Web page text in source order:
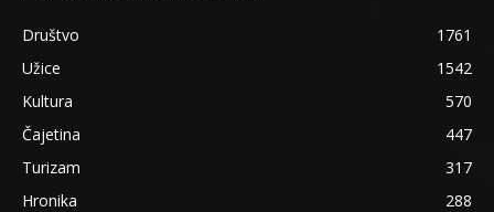
Društvo
1761
Užice
1542
Kultura
570
Čajetina
447
Turizam
317
Hronika
288